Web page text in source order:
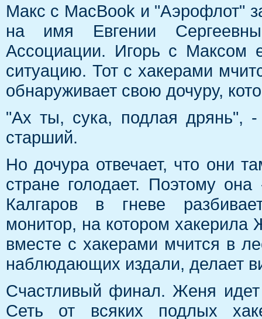
Макс с MacBook и "Аэрофлот"
на имя Евгении Сергеевны
Ассоциации. Игорь с Максом
ситуацию. Тот с хакерами
обнаруживает свою дочуру,
"Ах ты, сука, подлая дрянь",
старший.
Но дочура отвечает, что они
стране голодает. Поэтому
Калгаров в гневе
монитор, на котором
вместе с хакерами мчится в
наблюдающих издали, делает
Счастливый финал. Женя
Сеть от всяких подлых